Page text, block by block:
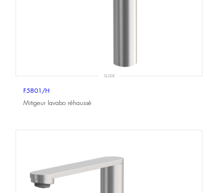
SLIDE
F5801/H
Mitigeur lavabo réhaussé